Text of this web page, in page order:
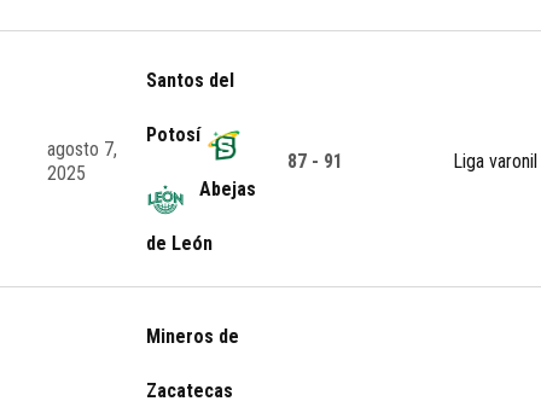
agosto 7,
2025
Santos del
Potosí
Abejas
de León
87 - 91 Liga varonil
Mineros de
Zacatecas